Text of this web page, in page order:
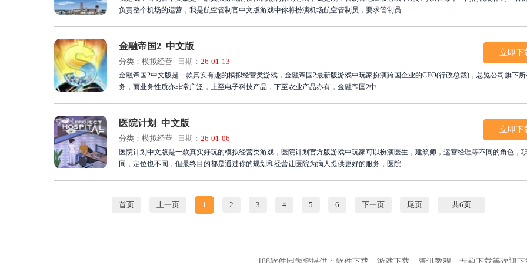
负责整个机场的运营，我是航空管制官中文版游戏中你将扮演机场航空管制员，要求管制员
金融帝国2 中文版
分类：模拟经营 | 日期： 26-01-13
金融帝国2中文版是一款真实有趣的模拟经营类游戏，金融帝国2最新版游戏中玩家扮演跨国企业的CEO(行政总裁)，总览公司旗下所
务，而业务性质亦非常广泛，上至电子科技产品，下至农业产品亦有，金融帝国2中
立即下
医院计划 中文版
分类：模拟经营 | 日期： 26-01-06
医院计划中文版是一款真实好玩的模拟经营类游戏，医院计划官方版游戏中玩家可以扮演医生，建筑师，运营经理等不同的角色，
同，定位也不同，但最终目的都是通过你的规划和经营让医院为病人提供更好的服务，医院
立即下
首页 上一页 1 2 3 4 5 6 下一页 尾页 共6页